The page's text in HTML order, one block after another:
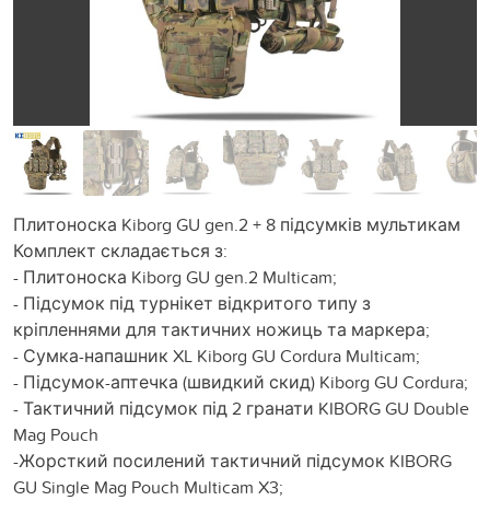
Плитоноска Kiborg GU gen.2 + 8 підсумків мультикам
Комплект складається з:
- Плитоноска Kiborg GU gen.2 Multicam;
- Підсумок під турнікет відкритого типу з
кріпленнями для тактичних ножиць та маркера;
- Сумка-напашник XL Kiborg GU Cordura Multicam;
- Підсумок-аптечка (швидкий скид) Kiborg GU Cordura;
- Тактичний підсумок під 2 гранати KIBORG GU Double
Mag Pouch
-Жорсткий посилений тактичний підсумок KIBORG
GU Single Mag Pouch Multicam X3;